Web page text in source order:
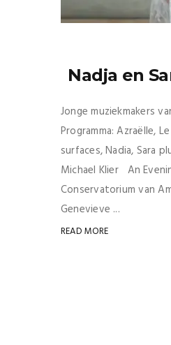
Nadja en
Jonge muziekmakers
Programma: Azraëlle,
surfaces, Nadia, Sara
Michael Klier An
Conservatorium van
Genevieve ...
READ MORE